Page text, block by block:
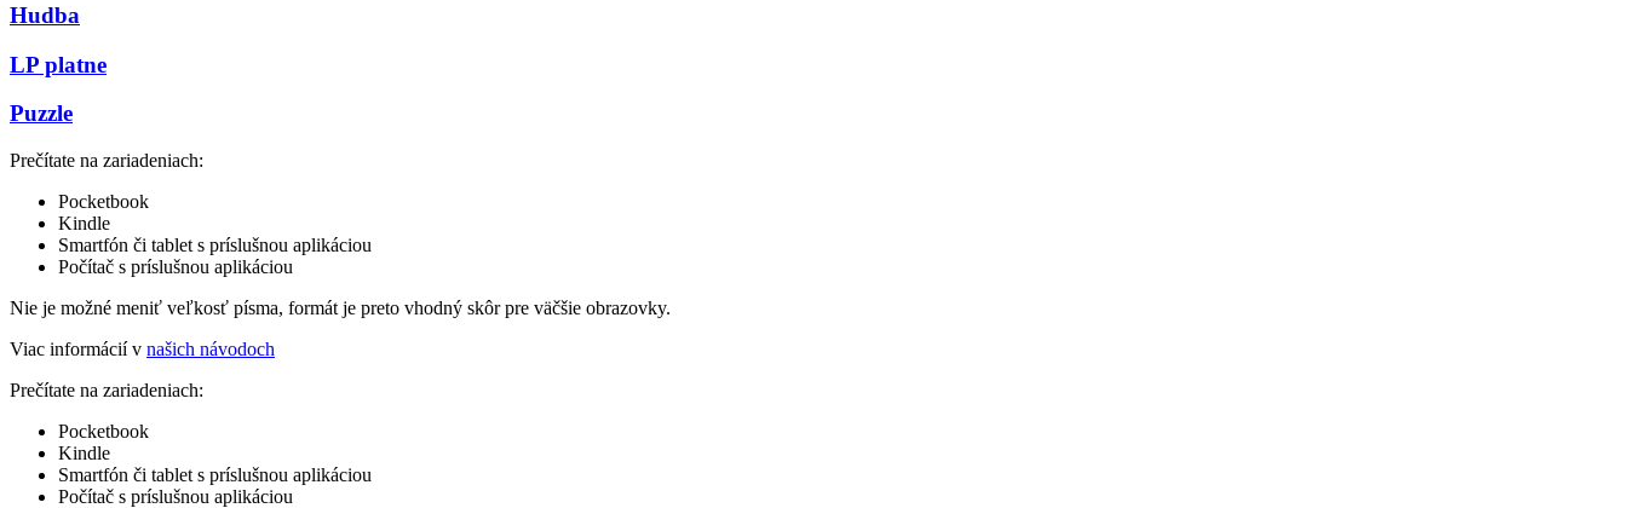
Hudba
LP platne
Puzzle
Prečítate na zariadeniach:
Pocketbook
Kindle
Smartfón či tablet s príslušnou aplikáciou
Počítač s príslušnou aplikáciou
Nie je možné meniť veľkosť písma, formát je preto vhodný skôr pre väčšie obrazovky.
Viac informácií v našich návodoch
Prečítate na zariadeniach:
Pocketbook
Kindle
Smartfón či tablet s príslušnou aplikáciou
Počítač s príslušnou aplikáciou